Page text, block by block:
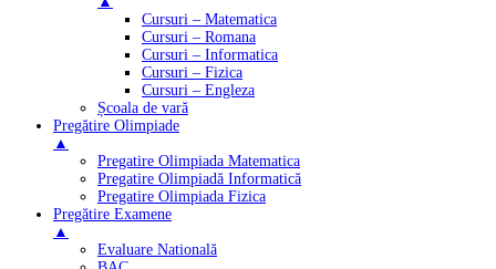
Cursuri – Matematica
Cursuri – Romana
Cursuri – Informatica
Cursuri – Fizica
Cursuri – Engleza
Școala de vară
Pregătire Olimpiade
▲
Pregatire Olimpiada Matematica
Pregatire Olimpiadă Informatică
Pregatire Olimpiada Fizica
Pregătire Examene
▲
Evaluare Natională